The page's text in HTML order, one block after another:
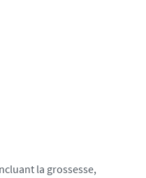
la grossesse,